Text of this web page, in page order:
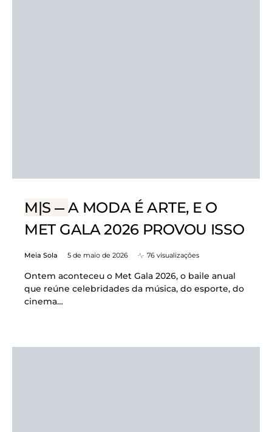
M|S
A MODA É ARTE, E O
MET GALA 2026 PROVOU ISSO
Meia Sola 5 de maio de 2026 76 visualizações
Ontem aconteceu o Met Gala 2026, o baile anual
que reúne celebridades da música, do esporte, do
cinema…